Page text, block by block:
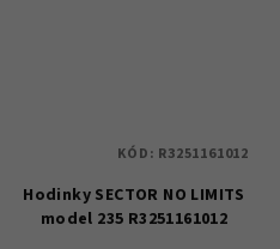
Hodinky SECTOR NO LIMITS
model 235 R3251161012
KÓD: R3251161012